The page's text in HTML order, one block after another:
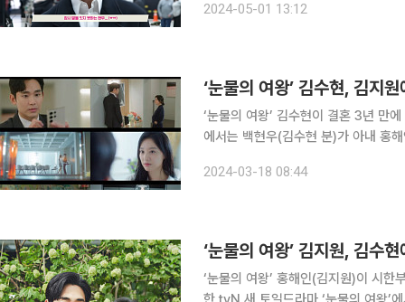
연, 이미숙, 김정난, 김도현, 장윤주
2024-05-01 13:12
‘눈물의 여왕’ 김수현, 김지
‘눈물의 여왕’ 김수현이 결혼 3년 만에 변화된 감정을 보였
에서는 백현우(김수현 분)가 아내 홍
2024-03-18 08:44
‘눈물의 여왕’ 김지원, 김수
‘눈물의 여왕’ 홍해인(김지원)이 시한부